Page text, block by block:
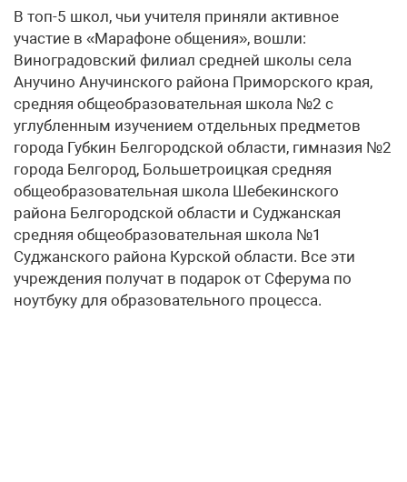
В топ-5 школ, чьи учителя приняли активное
участие в «Марафоне общения», вошли:
Виноградовский филиал средней школы села
Анучино Анучинского района Приморского края,
средняя общеобразовательная школа №2 с
углубленным изучением отдельных предметов
города Губкин Белгородской области, гимназия №2
города Белгород, Большетроицкая средняя
общеобразовательная школа Шебекинского
района Белгородской области и Суджанская
средняя общеобразовательная школа №1
Суджанского района Курской области. Все эти
учреждения получат в подарок от Сферума по
ноутбуку для образовательного процесса.